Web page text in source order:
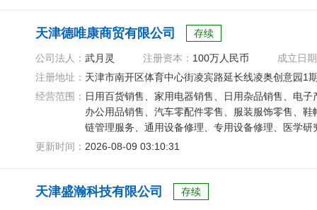
天津德唯康商贸有限公司 存续
公司法人： 武月灵 注册资本： 100万人民币
成立日
注册地址： 天津市南开区体育中心街凌宾路延长线凌奥创意园1
经营范围： 日用百货销售、家用电器销售、日用杂品销售、电
办公用品销售、汽车零配件零售、服装服饰零售、
链管理服务、通用设备修理、专用设备修理、医学研
更新时间： 2026-08-09 03:10:31
天津盛瀚科技有限公司 存续